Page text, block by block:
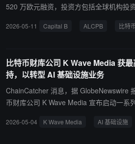
520 万欧元融资，投资方包括全球机构投
2026-05-11 Capital B ALCPB 比特
比特币财库公司 K Wave Media 获
持，以转型 AI 基础设施业务
ChainCatcher 消息，据 GlobeNewswire
币财库公司 K Wave Media 宣布启动一系
据中心投资、GPU 算力租赁，以及 AI 关
2026-05-04 K Wave Media AI 基础设施